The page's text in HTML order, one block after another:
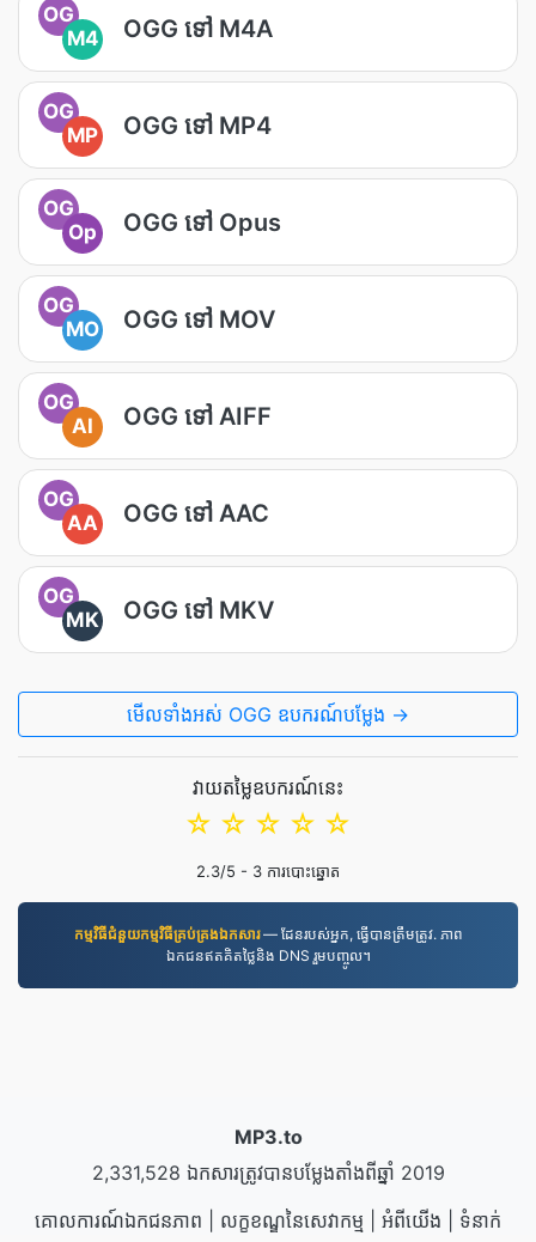
OG
M4
OGG ទៅ M4A
OG
MP
OGG ទៅ MP4
OG
Op
OGG ទៅ Opus
OG
MO
OGG ទៅ MOV
OG
AI
OGG ទៅ AIFF
OG
AA
OGG ទៅ AAC
OG
MK
OGG ទៅ MKV
មើល​ទាំងអស់ OGG ឧបករណ៍បម្លែង →
វាយតម្លៃឧបករណ៍នេះ
☆
☆
☆
☆
☆
2.3/5 - 3 ការបោះឆ្នោត
កម្មវិធី​ជំនួយ​កម្មវិធី​គ្រប់គ្រង​ឯកសារ— ដែនរបស់អ្នក, ធ្វើបានត្រឹមត្រូវ. ភាព
ឯកជនឥតគិតថ្លៃនិង DNS រួមបញ្ចូល។
MP3.to
2,331,528 ឯកសារត្រូវបានបម្លែងតាំងពីឆ្នាំ 2019
គោលការណ៍ឯកជនភាព
លក្ខខណ្ឌនៃសេវាកម្ម អំពីយើង
ទំនាក់